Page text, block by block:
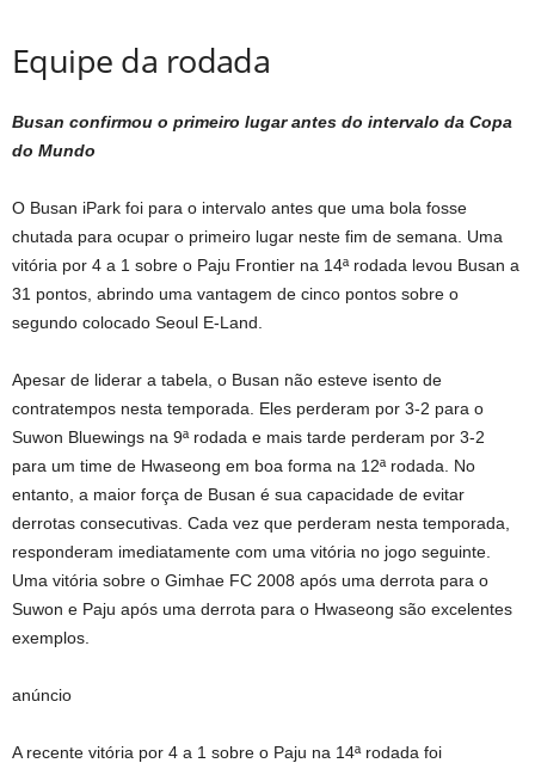
Equipe da rodada
Busan confirmou o primeiro lugar antes do intervalo da Copa
do Mundo
O Busan iPark foi para o intervalo antes que uma bola fosse
chutada para ocupar o primeiro lugar neste fim de semana. Uma
vitória por 4 a 1 sobre o Paju Frontier na 14ª rodada levou Busan a
31 pontos, abrindo uma vantagem de cinco pontos sobre o
segundo colocado Seoul E-Land.
Apesar de liderar a tabela, o Busan não esteve isento de
contratempos nesta temporada. Eles perderam por 3-2 para o
Suwon Bluewings na 9ª rodada e mais tarde perderam por 3-2
para um time de Hwaseong em boa forma na 12ª rodada. No
entanto, a maior força de Busan é sua capacidade de evitar
derrotas consecutivas. Cada vez que perderam nesta temporada,
responderam imediatamente com uma vitória no jogo seguinte.
Uma vitória sobre o Gimhae FC 2008 após uma derrota para o
Suwon e Paju após uma derrota para o Hwaseong são excelentes
exemplos.
anúncio
A recente vitória por 4 a 1 sobre o Paju na 14ª rodada foi